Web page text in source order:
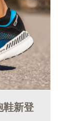
鞋新登